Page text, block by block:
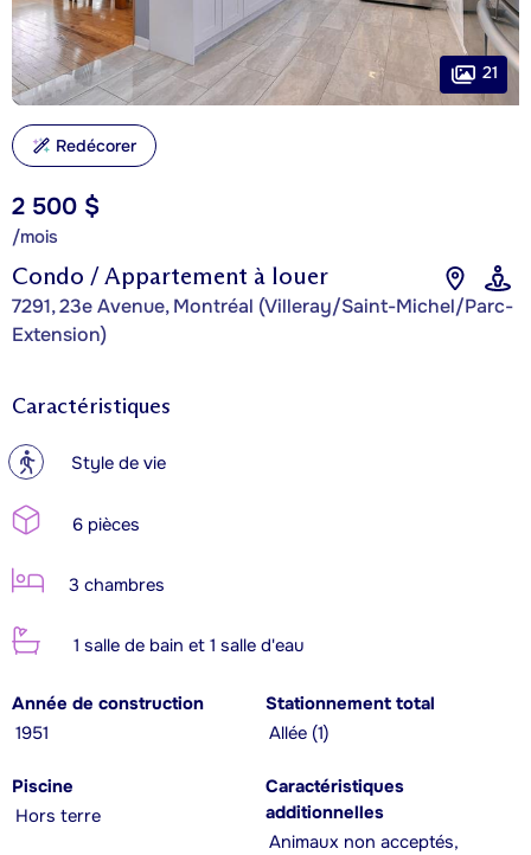
Condo / Appartement à louer
7291, 23e Avenue, Montréal (Villeray/Saint-Michel/Parc-
Extension)
2 500 $
/mois
21
Redécorer
Caractéristiques
? Style de vie
6 pièces
3 chambres
1 salle de bain et 1 salle d'eau
Année de construction
1951
Stationnement total
Allée (1)
Piscine
Hors terre
Caractéristiques
additionnelles
Animaux non acceptés,